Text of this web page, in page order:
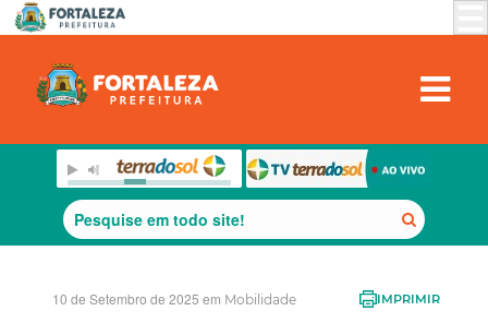
10 de Setembro de 2025 em Mobilidade IMPRIMIR